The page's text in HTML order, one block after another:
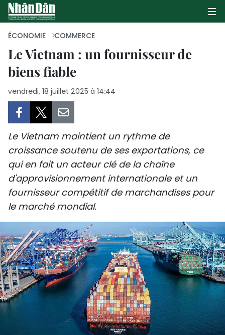
POLITIQUE
SOCIÉTÉ
CULTURE
TOURISME
ENVIRONNEMENT
SPORT
FRANCOPHONIE
PAYS NATAL
INTERNATIONAL
ÉCONOMIE COMMERCE
Le Vietnam : un fournisseur de
biens fiable
vendredi, 18 juillet 2025 à 14:44
Le Vietnam maintient un rythme de
croissance soutenu de ses exportations, ce
qui en fait un acteur clé de la chaîne
d'approvisionnement internationale et un
fournisseur compétitif de marchandises pour
le marché mondial.